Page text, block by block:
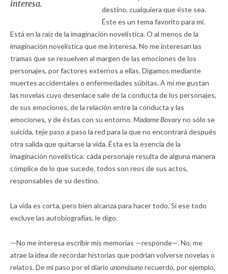
interesa.
destino, cualquiera que éste sea.
Éste es un tema favorito para mí.
Está en la raíz de la imaginación novelística. O al menos de la
imaginación novelística que me interesa. No me interesan las
tramas que se resuelven al margen de las emociones de los
personajes, por factores externos a ellas. Digamos mediante
muertes accidentales o enfermedades súbitas. A mí me gustan
las novelas cuyo desenlace sale de la conducta de los personajes,
de sus emociones, de la relación entre la conducta y las
emociones, y de éstas con su entorno.Madame Bovaryno sólo se
suicida, teje paso a paso la red para la que no encontrará después
otra salida que quitarse la vida. Ésta es la esencia de la
imaginación novelística: cada personaje resulta de alguna manera
cómplice de lo que sucede, todos son reos de sus actos,
responsables de su destino.
La vida es corta, pero bien alcanza para hacer todo. Si ese todo
excluye las autobiografías, le digo.
—No me interesa escribir mis memorias —responde—. No, me
atrae la idea de recordar historias que podrían volverse novelas o
relatos. De mi paso por el diario unomásunorecuerdo, por ejemplo,